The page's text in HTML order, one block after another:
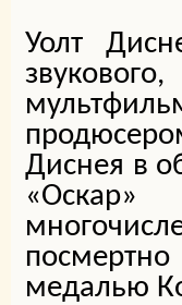
Уолт
Диснея в
медалью